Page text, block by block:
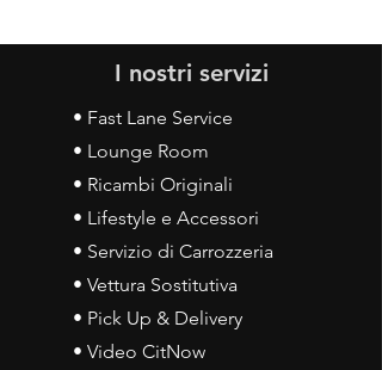
I nostri servizi
• Fast Lane Service
• Lounge Room
• Ricambi Originali
• Lifestyle e Accessori
• Servizio di Carrozzeria
• Vettura Sostitutiva
• Pick Up & Delivery
• Video CitNow